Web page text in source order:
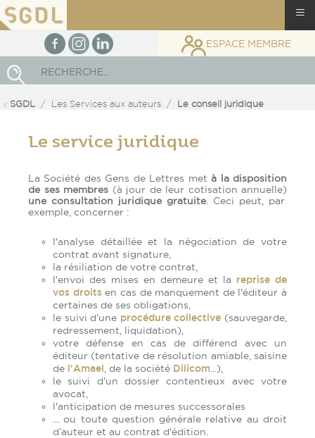
facebookInstagram
linkedin ESPACE MEMBRE
SGDL Les Services aux auteurs Le conseil juridique
Le service juridique
La Société des Gens de Lettres metà la disposition
de ses membres (à jour de leur cotisation annuelle)
une consultation juridique gratuite . Ceci peut, par
exemple, concerner :
l'analyse détaillée et la négociation de votre
contrat avant signature,
la résiliation de votre contrat,
l'envoi des mises en demeure et la reprise de
vos droitsen cas de manquement de l'éditeur à
certaines de ses obligations,
le suivi d'une procédure collective (sauvegarde,
redressement, liquidation),
votre défense en cas de différend avec un
éditeur (tentative de résolution amiable, saisine
de l'Amael , de la société Dilicom ...),
le suivi d'un dossier contentieux avec votre
avocat,
l'anticipation de mesures successorales
... ou toute question générale relative au droit
d’auteur et au contrat d'édition.
≡